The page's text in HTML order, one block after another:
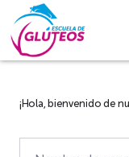
¡Hola, bienvenido de